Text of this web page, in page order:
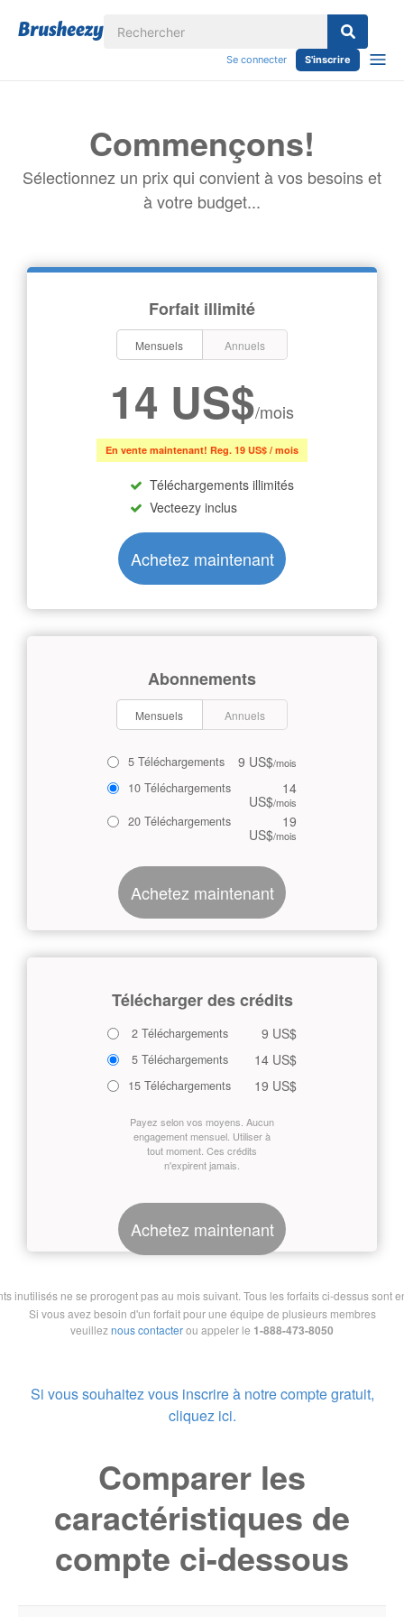
Se connecter S'inscrire
Commençons!
Sélectionnez un prix qui convient à vos besoins et
à votre budget...
Forfait illimité
Mensuels Annuels
14 US$/mois
En vente maintenant! Reg. 19 US$ / mois
Téléchargements illimités
Vecteezy inclus
Achetez maintenant
Abonnements
Mensuels Annuels
5 Téléchargements 9 US$/mois
10 Téléchargements 14
US$/mois
20 Téléchargements 19
US$/mois
Achetez maintenant
Télécharger des crédits
2 Téléchargements 9 US$
5 Téléchargements 14 US$
15 Téléchargements 19 US$
Payez selon vos moyens. Aucun
engagement mensuel. Utiliser à
tout moment. Ces crédits
n'expirent jamais.
Achetez maintenant
inutilisés ne se prorogent pas au mois suivant. Tous les forfaits ci-dessus sont
Si vous avez besoin d'un forfait pour une équipe de plusieurs membres
veuilleznous contacterou appeler le 1-888-473-8050
Si vous souhaitez vous inscrire à notre compte gratuit,
cliquez ici.
Comparer les
caractéristiques de
compte ci-dessous